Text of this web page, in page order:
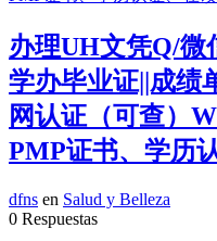
办理UH文凭Q/微
学办毕业证||成绩
网认证（可查）
PMP证书、学历
dfns en Salud y Belleza
0 Respuestas